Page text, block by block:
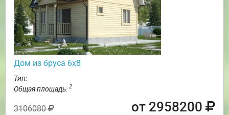
Дом из бруса 6х8
Тип:
Общая площадь: 2
3106080 от 2958200